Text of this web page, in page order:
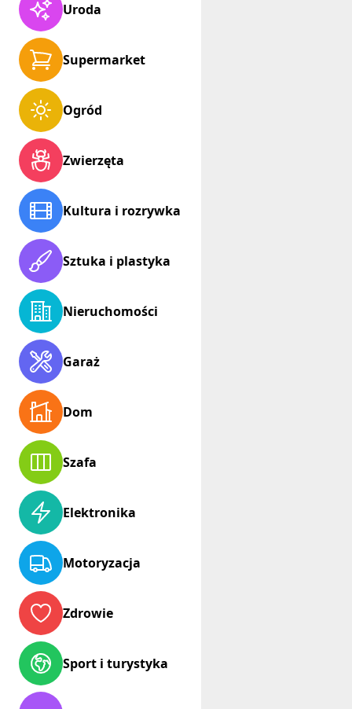
Uroda
Supermarket
Ogród
Zwierzęta
Kultura i rozrywka
Sztuka i plastyka
Nieruchomości
Garaż
Dom
Szafa
Elektronika
Motoryzacja
Zdrowie
Sport i turystyka